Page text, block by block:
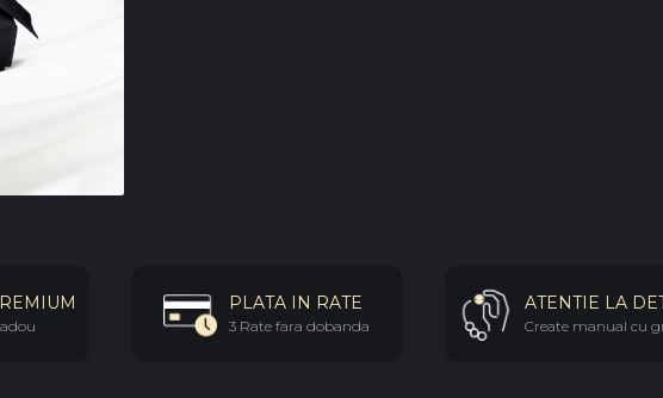
PLATA IN RATE
3 Rate fara dobanda
ATENTIE LA
Create manual cu